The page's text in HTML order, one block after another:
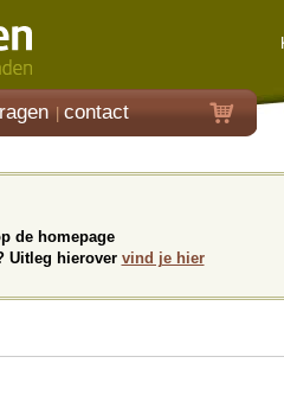
contact
de homepage
Uitleg hierover vind je hier